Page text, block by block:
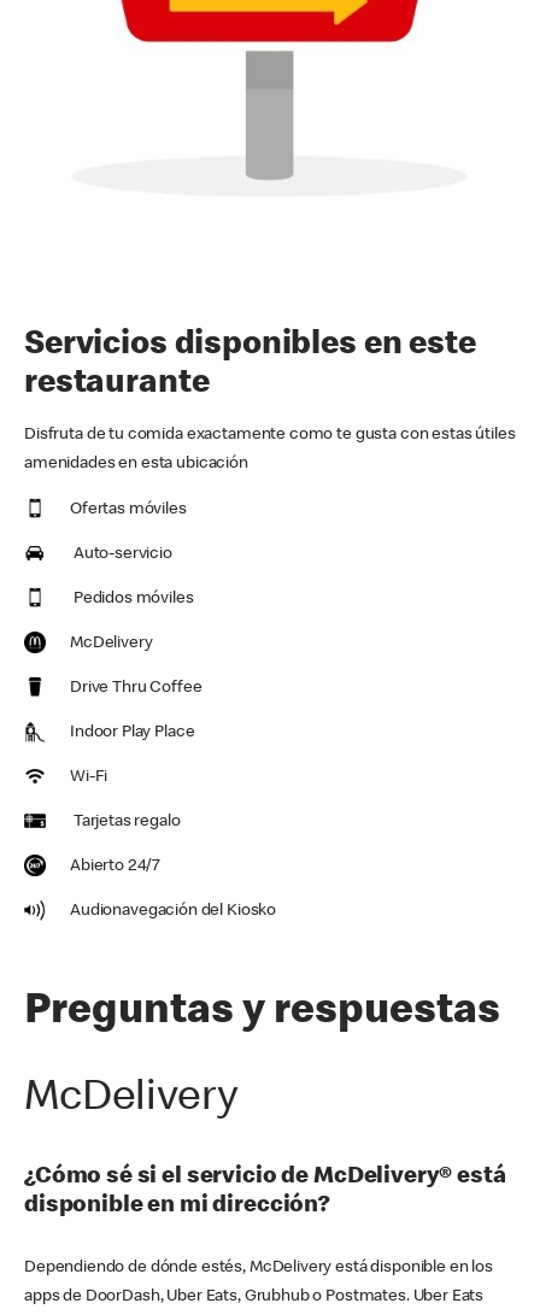
Servicios disponibles en este
restaurante
Disfruta de tu comida exactamente como te gusta con estas útiles
amenidades en esta ubicación
Ofertas móviles
Auto-servicio
Pedidos móviles
McDelivery
Drive Thru Coffee
Indoor Play Place
Wi-Fi
Tarjetas regalo
Abierto 24/7
Audionavegación del Kiosko
Preguntas y respuestas
McDelivery
¿Cómo sé si el servicio de McDelivery® está
disponible en mi dirección?
Dependiendo de dónde estés, McDelivery está disponible en los
apps de DoorDash, Uber Eats, Grubhub o Postmates. Uber Eats